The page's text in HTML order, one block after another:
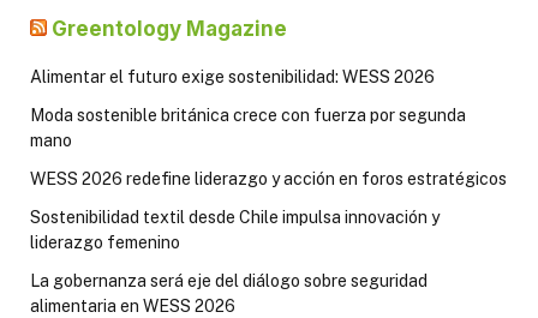
Greentology Magazine
Alimentar el futuro exige sostenibilidad: WESS 2026
Moda sostenible británica crece con fuerza por segunda
mano
WESS 2026 redefine liderazgo y acción en foros estratégicos
Sostenibilidad textil desde Chile impulsa innovación y
liderazgo femenino
La gobernanza será eje del diálogo sobre seguridad
alimentaria en WESS 2026